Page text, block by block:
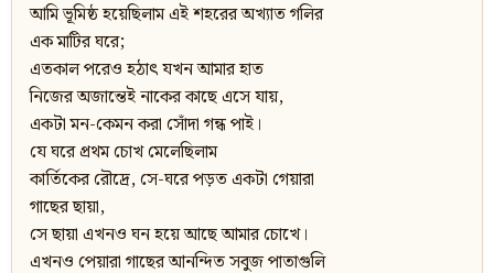
আমি ভূমিষ্ঠ হয়েছিলাম এই শহরের অখ্যাত গলির
এক মাটির ঘরে;
এতকাল পরেও হঠাৎ যখন আমার হাত
নিজের অজান্তেই নাকের কাছে এসে যায়,
একটা মন-কেমন করা সোঁদা গন্ধ পাই।
যে ঘরে প্রথম চোখ মেলেছিলাম
কার্তিকের রৌদ্রে, সে-ঘরে পড়ত একটা গেয়ারা
গাছের ছায়া,
সে ছায়া এখনও ঘন হয়ে আছে আমার চোখে।
এখনও পেয়ারা গাছের আনন্দিত সবুজ পাতাগুলি